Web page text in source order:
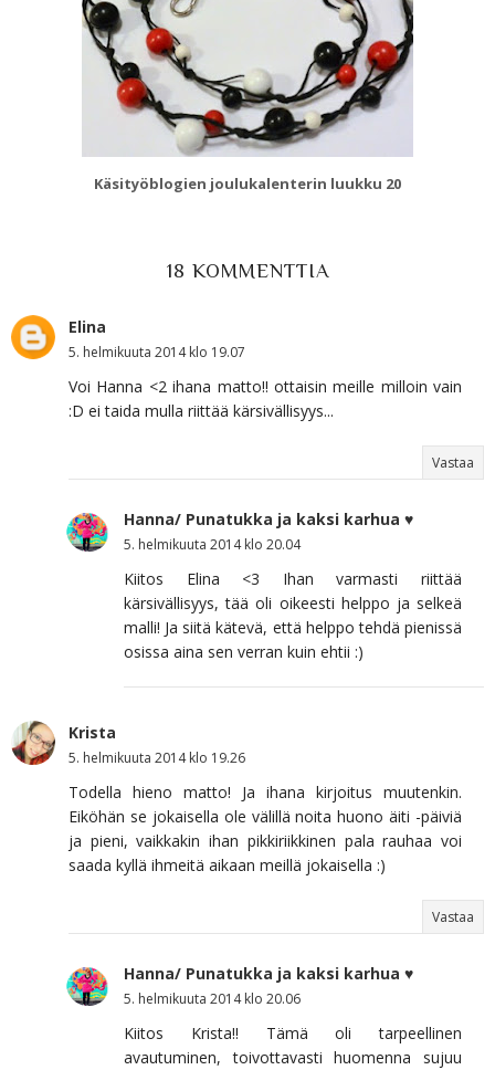
Käsityöblogien joulukalenterin luukku 20
18 KOMMENTTIA
Elina
5. helmikuuta 2014 klo 19.07
Voi Hanna <2 ihana matto!! ottaisin meille milloin vain
:D ei taida mulla riittää kärsivällisyys...
Vastaa
Hanna/ Punatukka ja kaksi karhua ♥
5. helmikuuta 2014 klo 20.04
Kiitos Elina <3 Ihan varmasti riittää
kärsivällisyys, tää oli oikeesti helppo ja selkeä
malli! Ja siitä kätevä, että helppo tehdä pienissä
osissa aina sen verran kuin ehtii :)
Krista
5. helmikuuta 2014 klo 19.26
Todella hieno matto! Ja ihana kirjoitus muutenkin.
Eiköhän se jokaisella ole välillä noita huono äiti -päiviä
ja pieni, vaikkakin ihan pikkiriikkinen pala rauhaa voi
saada kyllä ihmeitä aikaan meillä jokaisella :)
Vastaa
Hanna/ Punatukka ja kaksi karhua ♥
5. helmikuuta 2014 klo 20.06
Kiitos Krista!! Tämä oli tarpeellinen
avautuminen, toivottavasti huomenna sujuu